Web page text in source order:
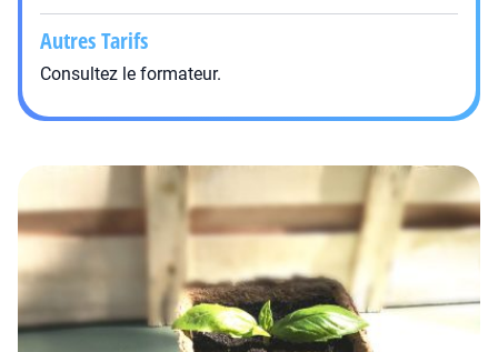
Autres Tarifs
Consultez le formateur.